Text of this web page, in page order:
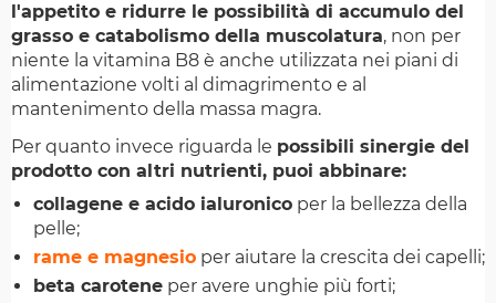
l'appetito e ridurre le possibilità di accumulo del
grasso e catabolismo della muscolatura, non per
niente la vitamina B8 è anche utilizzata nei piani di
alimentazione volti al dimagrimento e al
mantenimento della massa magra.
Per quanto invece riguarda le possibili sinergie del
prodotto con altri nutrienti, puoi abbinare:
collagene e acido ialuronico per la bellezza della
pelle;
rame e magnesio per aiutare la crescita dei capelli;
beta carotene per avere unghie più forti;